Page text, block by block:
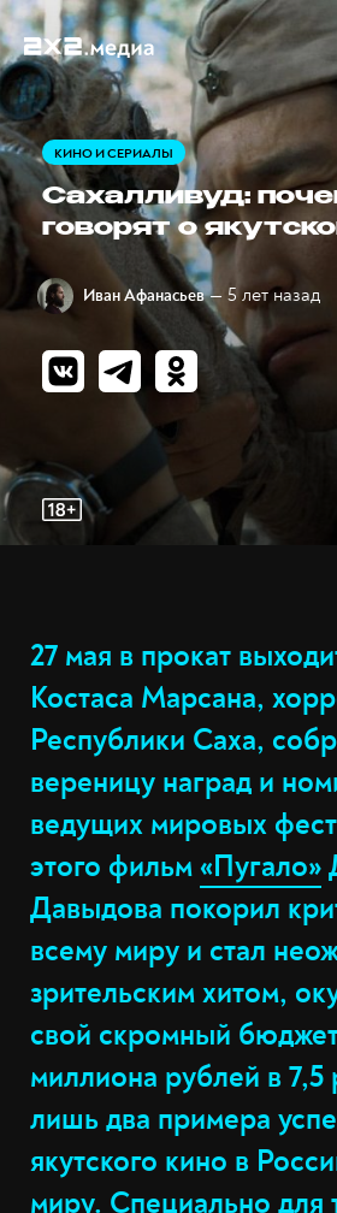
КИНО И СЕРИАЛЫ
Сахалливуд:
говорят о
Иван Афанасьев — 5 лет назад
27 мая в прокат
Костаса Марсана,
Республики Саха,
вереницу наград и
ведущих мировых
этого фильм«Пугало»
Давыдова покорил
всему миру и стал
зрительским хитом,
свой скромный
миллиона рублей в 7,5
лишь два примера
якутского кино в
миру. Специально для